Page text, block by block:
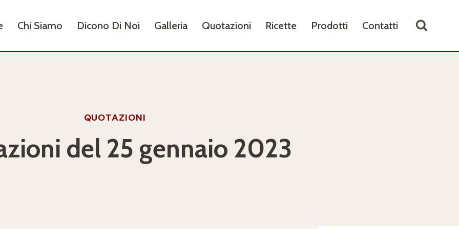
Chi Siamo Dicono Di Noi Galleria Quotazioni Ricette Prodotti Contatti
QUOTAZIONI
del 25 gennaio 2023